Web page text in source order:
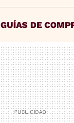
GUÍAS DE